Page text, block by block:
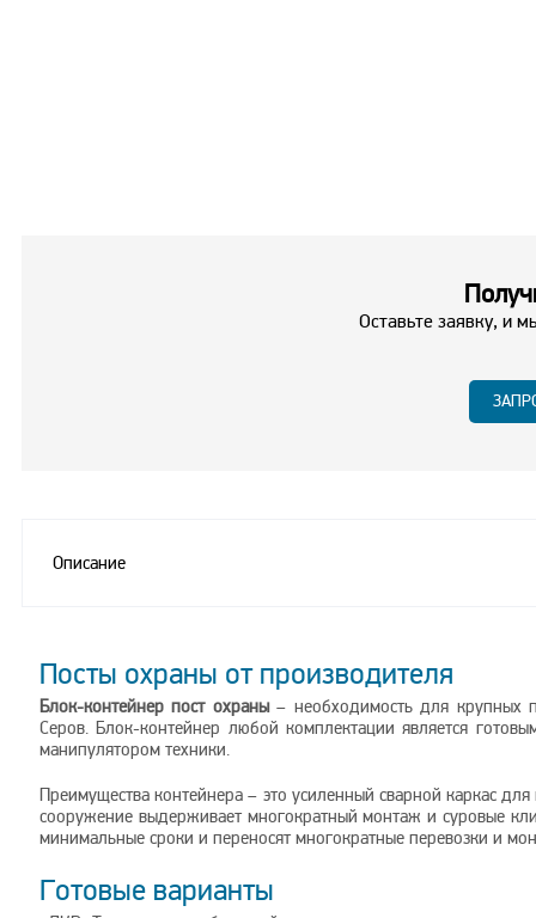
Оставьте заявку, и
Описание
Посты охраны от производителя
Блок-контейнер пост охраны– необходимость для крупных
Серов. Блок-контейнер любой комплектации является
манипулятором техники.
Преимущества контейнера – это усиленный сварной каркас
сооружение выдерживает многократный монтаж и суровые
минимальные сроки и переносят многократные перевозки и
Готовые варианты